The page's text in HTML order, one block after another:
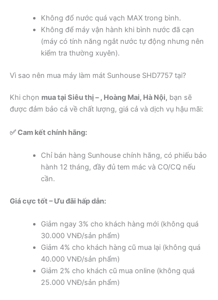
Không đổ nước quá vạch MAX trong bình.
Không để máy vận hành khi bình nước đã cạn
(máy có tính năng ngắt nước tự động nhưng nên
kiểm tra thường xuyên).
Vì sao nên mua máy làm mát Sunhouse SHD7757 tại?
Khi chọn mua tại Siêu thị – , Hoàng Mai, Hà Nội, bạn sẽ
được đảm bảo cả về chất lượng, giá cả và dịch vụ hậu mãi:
✅ Cam kết chính hãng:
Chỉ bán hàng Sunhouse chính hãng, có phiếu bảo
hành 12 tháng, đầy đủ tem mác và CO/CQ nếu
cần.
Giá cực tốt – Ưu đãi hấp dẫn:
Giảm ngay 3% cho khách hàng mới (không quá
30.000 VNĐ/sản phẩm)
Giảm 4% cho khách hàng cũ mua lại (không quá
40.000 VNĐ/sản phẩm)
Giảm 2% cho khách cũ mua online (không quá
25.000 VNĐ/sản phẩm)